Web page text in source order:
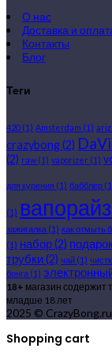
О нас
Доставка и
Контакты
Блог
Теги
420 (1) Amsterdam (1)
crazybong(2)
(2) raw (1) vaporizer (1)
для курения (1) бабблер
(1)
зажигалка (1) как отмыть
(1) набор(2)
трубки(2) чай (1)
бонга (1)
18+ магазин содержит
младше 18 лет
2025 © CrazyBong.ru
Shopping cart